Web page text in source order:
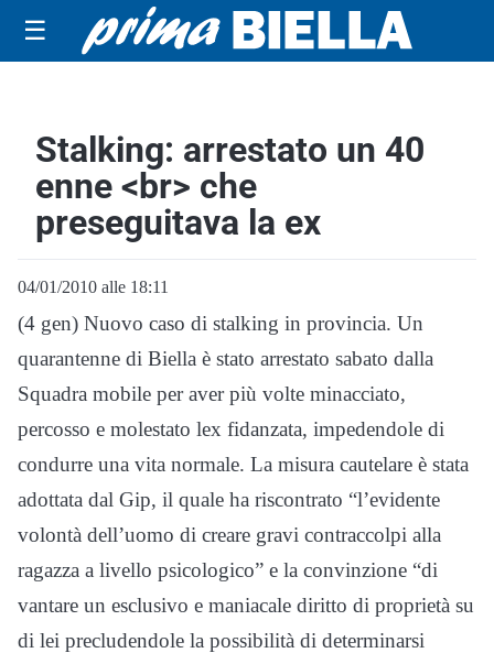
☰
Stalking: arrestato un 40
enne <br> che
preseguitava la ex
04/01/2010 alle 18:11
(4 gen) Nuovo caso di stalking in provincia. Un
quarantenne di Biella è stato arrestato sabato dalla
Squadra mobile per aver più volte minacciato,
percosso e molestato lex fidanzata, impedendole di
condurre una vita normale. La misura cautelare è stata
adottata dal Gip, il quale ha riscontrato “l’evidente
volontà dell’uomo di creare gravi contraccolpi alla
ragazza a livello psicologico” e la convinzione “di
vantare un esclusivo e maniacale diritto di proprietà su
di lei precludendole la possibilità di determinarsi